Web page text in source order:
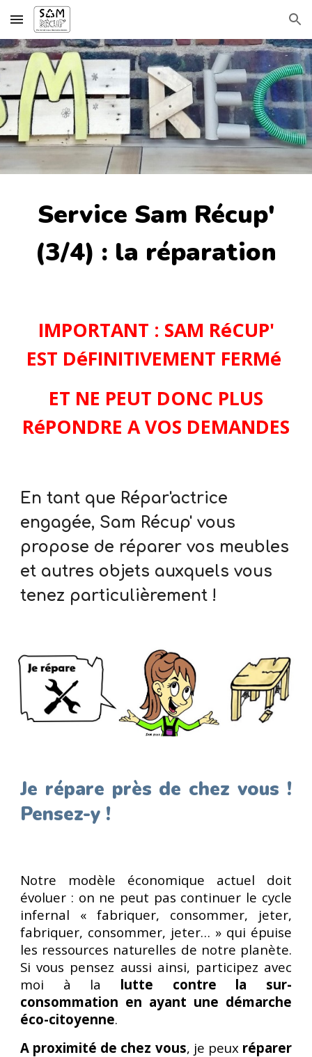
Skip to main content Skip to navigation
Service Sam Récup'
(3/4) : la réparation
IMPORTANT : SAM RéCUP'
EST DéFINITIVEMENT FERMé
ET NE PEUT DONC PLUS
RéPONDRE A VOS DEMANDES
En tant que Répar'actrice
engagée, Sam Récup' vous
propose de réparer vos meubles
et autres objets auxquels vous
tenez particulièrement !
Je répare près de chez vous !
Pensez-y !
Notre modèle économique actuel doit
évoluer : on ne peut pas continuer le cycle
infernal « fabriquer, consommer, jeter,
fabriquer, consommer, jeter… » qui épuise
les ressources naturelles de notre planète.
Si vous pensez aussi ainsi, participez avec
moi à la lutte contre la sur-
consommation en ayant une démarche
éco-citoyenne.
A proximité de chez vous, je peux réparer